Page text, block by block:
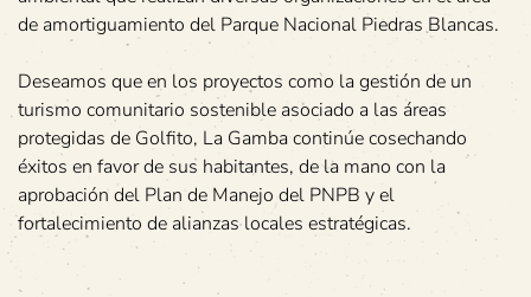
de amortiguamiento del Parque Nacional Piedras Blancas.
Deseamos que en los proyectos como la gestión de un
turismo comunitario sostenible asociado a las áreas
protegidas de Golfito, La Gamba continúe cosechando
éxitos en favor de sus habitantes, de la mano con la
aprobación del Plan de Manejo del PNPB y el
fortalecimiento de alianzas locales estratégicas.